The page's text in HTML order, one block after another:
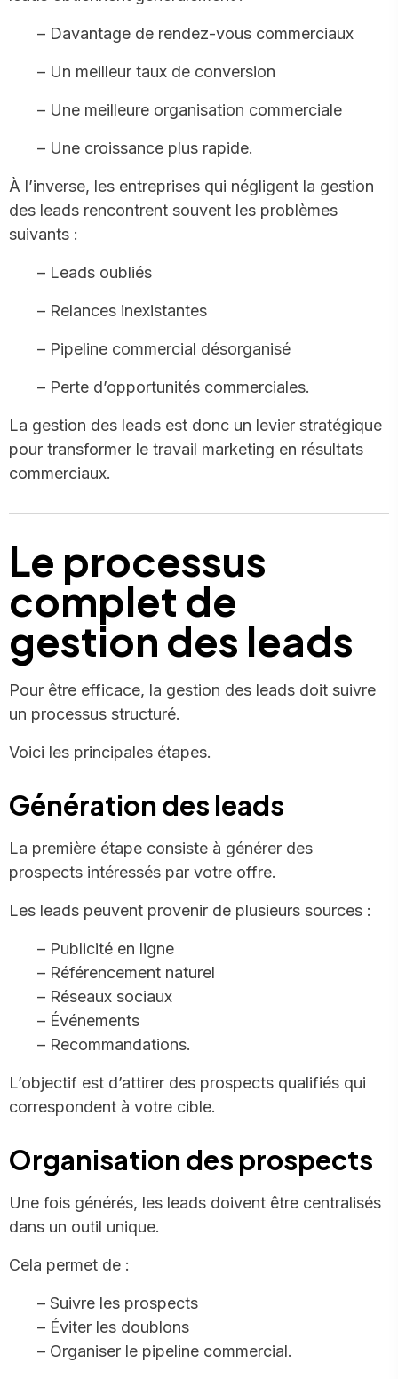
– Davantage de rendez-vous commerciaux
– Un meilleur taux de conversion
– Une meilleure organisation commerciale
– Une croissance plus rapide.
À l’inverse, les entreprises qui négligent la gestion
des leads rencontrent souvent les problèmes
suivants :
– Leads oubliés
– Relances inexistantes
– Pipeline commercial désorganisé
– Perte d’opportunités commerciales.
La gestion des leads est donc un levier stratégique
pour transformer le travail marketing en résultats
commerciaux.
Le processus
complet de
gestion des leads
Pour être efficace, la gestion des leads doit suivre
un processus structuré.
Voici les principales étapes.
Génération des leads
La première étape consiste à générer des
prospects intéressés par votre offre.
Les leads peuvent provenir de plusieurs sources :
– Publicité en ligne
– Référencement naturel
– Réseaux sociaux
– Événements
– Recommandations.
L’objectif est d’attirer des prospects qualifiés qui
correspondent à votre cible.
Organisation des prospects
Une fois générés, les leads doivent être centralisés
dans un outil unique.
Cela permet de :
– Suivre les prospects
– Éviter les doublons
– Organiser le pipeline commercial.